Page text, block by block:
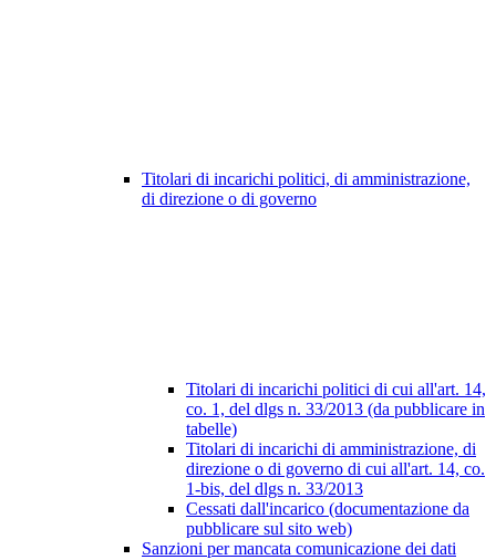
Titolari di incarichi politici, di amministrazione,
di direzione o di governo
Titolari di incarichi politici di cui all'art. 14,
co. 1, del dlgs n. 33/2013 (da pubblicare in
tabelle)
Titolari di incarichi di amministrazione, di
direzione o di governo di cui all'art. 14, co.
1-bis, del dlgs n. 33/2013
Cessati dall'incarico (documentazione da
pubblicare sul sito web)
Sanzioni per mancata comunicazione dei dati